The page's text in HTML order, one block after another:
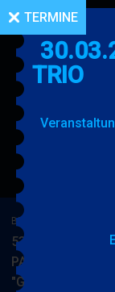
BERRY BLUE & BAND
53. JAZZ Matinee
PARKSIDE
"Gypsy Jazz"
TERMINE
TRIO